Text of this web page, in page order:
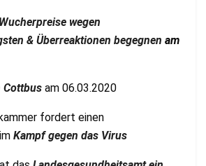
wegen
& Überreaktionen begegnen am
Cottbus am 06.03.2020
fordert einen
Kampf gegen das Virus